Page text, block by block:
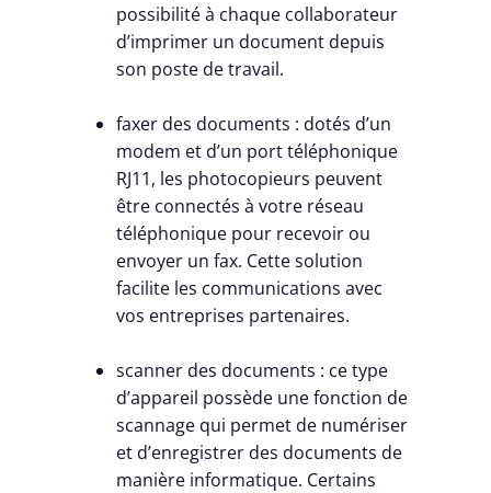
possibilité à chaque collaborateur
d’imprimer un document depuis
son poste de travail.
faxer des documents : dotés d’un
modem et d’un port téléphonique
RJ11, les photocopieurs peuvent
être connectés à votre réseau
téléphonique pour recevoir ou
envoyer un fax. Cette solution
facilite les communications avec
vos entreprises partenaires.
scanner des documents : ce type
d’appareil possède une fonction de
scannage qui permet de numériser
et d’enregistrer des documents de
manière informatique. Certains